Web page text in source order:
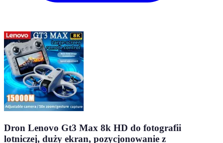
Dron Lenovo Gt3 Max 8k HD do fotografii
lotniczej, duży ekran, pozycjonowanie z